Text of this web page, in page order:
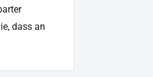
dass an